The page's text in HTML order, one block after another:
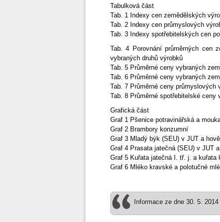
Tabulková část
Tab. 1 Indexy cen zemědělských
Tab. 2 Indexy cen průmyslových
Tab. 3 Indexy spotřebitelských cen
Tab. 4 Porovnání průměrných cen
vybraných druhů výrobků
Tab. 5 Průměrné ceny vybraných
Tab. 6 Průměrné ceny vybraných
Tab. 7 Průměrné ceny
Tab. 8 Průměrné spotřebitelské ceny
Grafická část
Graf 1 Pšenice potravinářská a
Graf 2 Brambory konzumní
Graf 3 Mladý býk (SEU) v JUT a
Graf 4 Prasata jatečná (SEU) v JUT
Graf 5 Kuřata jatečná I. tř. j. a kuřata
Graf 6 Mléko kravské a polotučné
Informace ze dne 30. 5. 2014